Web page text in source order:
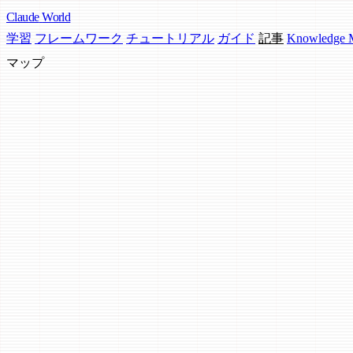
Claude World
学習 フレームワーク チュートリアル ガイド 記事 Knowledge
マップ